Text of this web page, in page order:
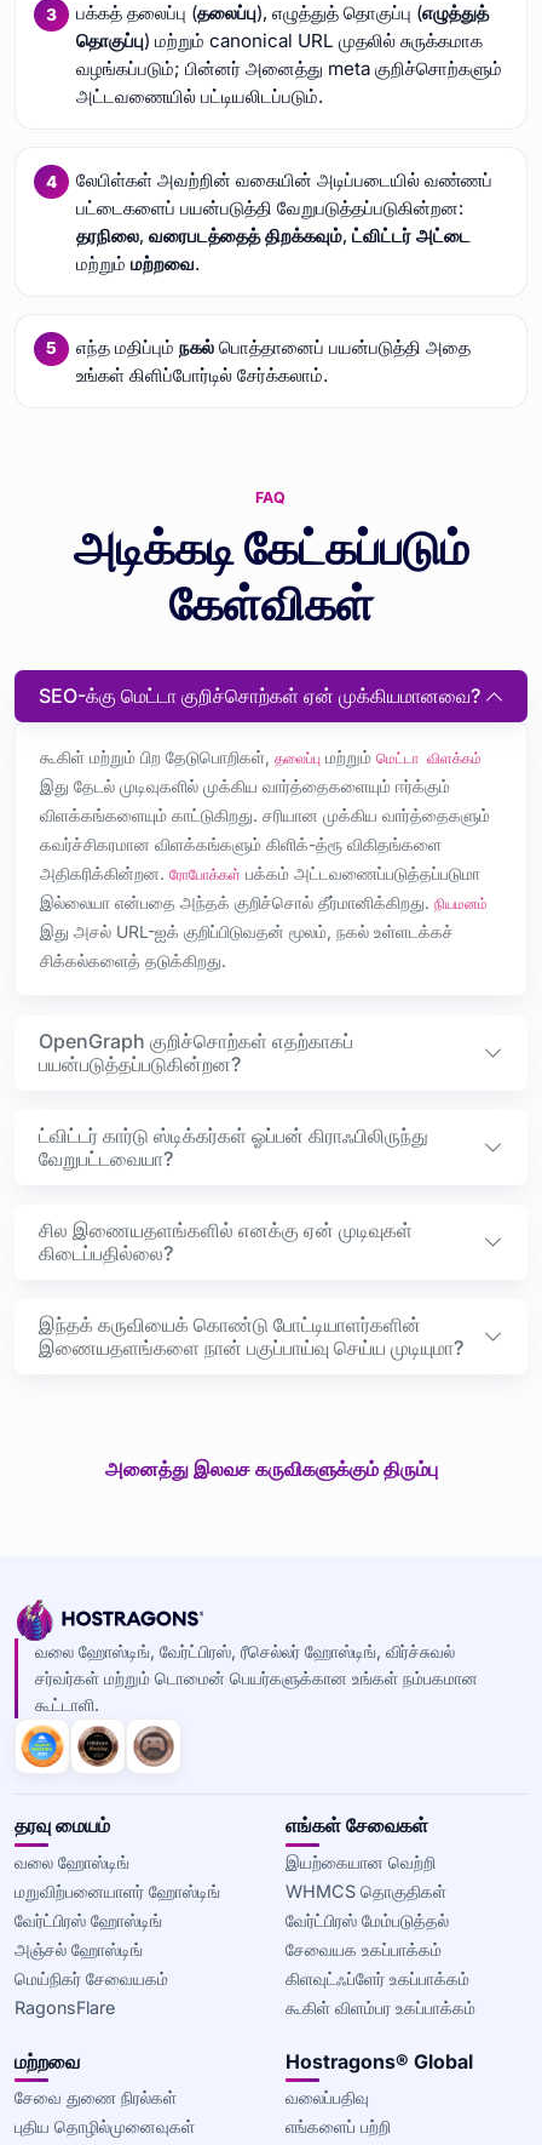
பக்கத் தலைப்பு (தலைப்பு), எழுத்துத் தொகுப்பு (எழுத்துத்
தொகுப்பு) மற்றும் canonical URL முதலில் சுருக்கமாக
வழங்கப்படும்; பின்னர் அனைத்து meta குறிச்சொற்களும்
அட்டவணையில் பட்டியலிடப்படும்.
லேபிள்கள் அவற்றின் வகையின் அடிப்படையில் வண்ணப்
பட்டைகளைப் பயன்படுத்தி வேறுபடுத்தப்படுகின்றன:
தரநிலை, வரைபடத்தைத் திறக்கவும், ட்விட்டர் அட்டை
மற்றும் மற்றவை.
எந்த மதிப்பும் நகல்பொத்தானைப் பயன்படுத்தி அதை
உங்கள் கிளிப்போர்டில் சேர்க்கலாம்.
FAQ
அடிக்கடி கேட்கப்படும்
கேள்விகள்
SEO-க்கு மெட்டா குறிச்சொற்கள் ஏன் முக்கியமானவை?
கூகிள் மற்றும் பிற தேடுபொறிகள், தலைப்பு மற்றும் மெட்டா விளக்கம்
இது தேடல் முடிவுகளில் முக்கிய வார்த்தைகளையும் ஈர்க்கும்
விளக்கங்களையும் காட்டுகிறது. சரியான முக்கிய வார்த்தைகளும்
கவர்ச்சிகரமான விளக்கங்களும் கிளிக்-த்ரூ விகிதங்களை
அதிகரிக்கின்றன. ரோபோக்கள் பக்கம் அட்டவணைப்படுத்தப்படுமா
இல்லையா என்பதை அந்தக் குறிச்சொல் தீர்மானிக்கிறது. நியமனம்
இது அசல் URL-ஐக் குறிப்பிடுவதன் மூலம், நகல் உள்ளடக்கச்
சிக்கல்களைத் தடுக்கிறது.
OpenGraph குறிச்சொற்கள் எதற்காகப்
பயன்படுத்தப்படுகின்றன?
ட்விட்டர் கார்டு ஸ்டிக்கர்கள் ஓப்பன் கிராஃபிலிருந்து
வேறுபட்டவையா?
சில இணையதளங்களில் எனக்கு ஏன் முடிவுகள்
கிடைப்பதில்லை?
இந்தக் கருவியைக் கொண்டு போட்டியாளர்களின்
இணையதளங்களை நான் பகுப்பாய்வு செய்ய முடியுமா?
அனைத்து இலவச கருவிகளுக்கும் திரும்பு
வலை ஹோஸ்டிங், வேர்ட்பிரஸ், ரீசெல்லர் ஹோஸ்டிங், விர்ச்சுவல்
சர்வர்கள் மற்றும் டொமைன் பெயர்களுக்கான உங்கள் நம்பகமான
கூட்டாளி.
தரவு மையம்
வலை ஹோஸ்டிங்
மறுவிற்பனையாளர் ஹோஸ்டிங்
வேர்ட்பிரஸ் ஹோஸ்டிங்
அஞ்சல் ஹோஸ்டிங்
மெய்நிகர் சேவையகம்
RagonsFlare
எங்கள் சேவைகள்
இயற்கையான வெற்றி
WHMCS தொகுதிகள்
வேர்ட்பிரஸ் மேம்படுத்தல்
சேவையக உகப்பாக்கம்
கிளவுட்ஃப்ளேர் உகப்பாக்கம்
கூகிள் விளம்பர உகப்பாக்கம்
மற்றவை
சேவை துணை நிரல்கள்
புதிய தொழில்முனைவுகள்
Hostragons® Global
வலைப்பதிவு
எங்களைப் பற்றி